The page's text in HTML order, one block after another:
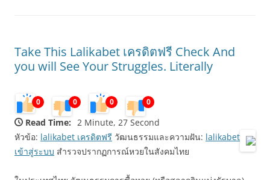
Take This Lalikabet เครดิตฟรี Check And
you will See Your Struggles. Literally
0 0 0 0
Read Time: 2 Minute, 27 Second
หัวข้อ: lalikabet เครดิตฟรี วัฒนธรรมและความฝัน: lalikabet
เข้าสู่ระบบ สำรวจปรากฏการณ์หวยในสังคมไทย